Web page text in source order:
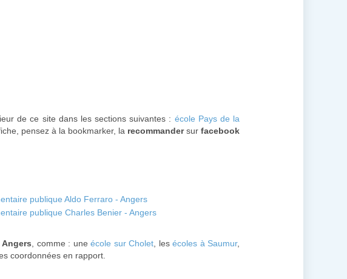
de ce site dans les sections suivantes : école Pays de la
pensez à la bookmarker, la recommandersurfacebook
publique Aldo Ferraro - Angers
publique Charles Benier - Angers
Angers , comme : une école sur Cholet , les écoles à Saumur,
coordonnées en rapport.